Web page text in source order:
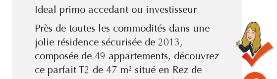
Ideal primo accedant ou investisseur
Près de toutes les commodités dans une
jolie résidence sécurisée de 2013,
composée de 49 appartements, découvrez
ce parfait T2 de 47 m² situé en Rez de